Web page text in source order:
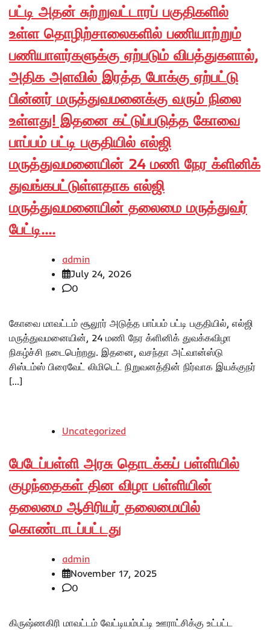
பட்டி அதன் சுற்றுவட்டாரப் பகுதிகளில்
உள்ள தொழிற்சாலைகளில் பணியாற்றும்
பணியாளர்களுக்கு ஏற்படும் விபத்துகளால்,
அதிக அளவில் இரத்த போக்கு ஏற்பட்டு
பின்னர் மருத்துவமனைக்கு வரும் நிலை
உள்ளது! இதனை கட்டுப்படுத்த கோவை
பாப்பம் பட்டி பகுதியில் எல்ஜி
மருத்துவமனையின் 24 மணி நேர க்ளினிக்
துவங்கபட்டுள்ளதாக எல்ஜி
மருத்துவமனையின் தலைமை மருத்துவர்
பேட்டி….
admin
July 24, 2026
0
கோவை மாவட்டம் சூலூர் அடுத்த பாப்பம் பட்டி பகுதியில், எல்ஜி
மருத்துவமனையின், 24 மணி நேர க்ளினிக் துவக்கவிழா
நிகழ்ச்சி நடைபெற்றது. இதனை, வசந்தா அட்வான்ஸ்டு
சிஸ்டம்ஸ் பிரைவேட் லிமிடெட் நிறுவனத்தின் நிர்வாக இயக்குநர்
[…]
Uncategorized
பேடேப்பள்ளி அரசு தொடக்கப் பள்ளியில்
குழந்தைகள் தின விழா பள்ளியின்
தலைமை ஆசிரியர் தலைமையில்
கொண்டாடப்பட்டது
admin
November 17, 2025
0
கிருஷ்ணகிரி மாவட்டம் வேட்டியம்பட்டி ஊராட்சிக்கு உட்பட்ட